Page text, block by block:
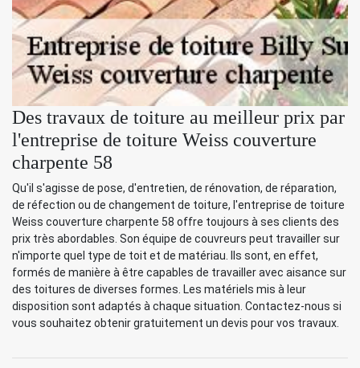
Des travaux de toiture au meilleur prix par
l'entreprise de toiture Weiss couverture
charpente 58
Qu'il s'agisse de pose, d'entretien, de rénovation, de réparation,
de réfection ou de changement de toiture, l'entreprise de toiture
Weiss couverture charpente 58 offre toujours à ses clients des
prix très abordables. Son équipe de couvreurs peut travailler sur
n'importe quel type de toit et de matériau. Ils sont, en effet,
formés de manière à être capables de travailler avec aisance sur
des toitures de diverses formes. Les matériels mis à leur
disposition sont adaptés à chaque situation. Contactez-nous si
vous souhaitez obtenir gratuitement un devis pour vos travaux.